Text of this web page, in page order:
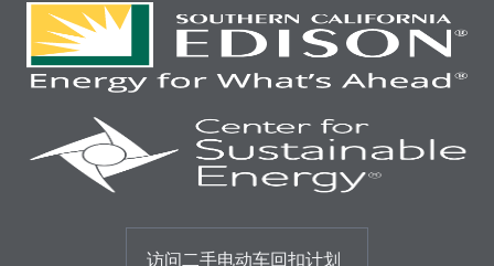
访问二手电动车回扣计划